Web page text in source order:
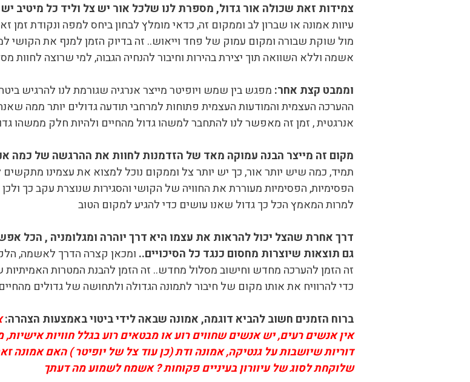
צמידות זאת שכולה אור גדול, מספרת לנו שלכל אור יש צל וליד כל מיטיב
עיוות אמונה או שברון לב וממקום זה, כדאי מומלץ לבחון ביחס למפה ונקודת זמן
מול שוקת שבורה ומקום עמוק של פחד וייאוש.. זה בדיוק הזמן למנף את הקושי
אשמה וללא השוואה תוך יצירת בהירות וחיבור להנחיה הגבוה, למי שרוצה לחוות
וממבט קצת אחר: מפגש בין שמש ויופיטר מייצר אנרגיה שגורמת לנו להרגיש
ההערכה העצמית והמודעות העצמית פתוחות למרחבי תודעה גדולים יותר ממה
אנרגטית , זמן זה מאפשר לנו להתחבר למשהו גדול מהחיים ולהיות חלק ממשהו
מקום זה מייצר הבנה עמוקה מאד של הזדמנות לחוות את ההרגשה של כמה
תמיד, כמה שיש יותר אור, כך יש יותר צל וממקום נוכל למצוא את עצמינו
הפסימיות, הפסימיות מעוררת את החוויה של הקושי והסגירות שנוצרת עקב כך
למרות המאמץ הכל כך גדול שאנו עושים כדי להגיע למקום הטוב
דרך אחרת שהצל יכול להראות את עצמו היא דרך יוהרה ומגלומניה , הכל
גם תוצאות שיוצרות מחסום כנגד כל הסיכויים.. ומכאן קצרה הדרך לאשמה,
זה הזמן להערכה מחדש וחישוב מסלול מחדש.. זה הזמן להבנת המטרות האמיתיות
כדי להרוויח את אותו מקום של חיבור לתמונה הגדולה ולתחושה של גדולים מהחיים
ברוח הזמנים חשוב להביא דוגמה, אמונה שבאה לידי ביטוי באמצעות הצהרה:
אין אנשים רעים, יש אנשים שחווים רוע או מבטאים רוע בגלל חוויות
דוריות שיושבות על גנטיקה, אמונה ודת (כן עוד צל של יופיטר ) האם
שלוקחת לסוג של עיוורון בעיניים פקוחות ? אשמח לשמוע מה דעתך